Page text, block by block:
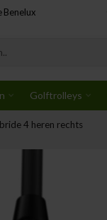
Benelux
Golftrolleys
4 heren rechts